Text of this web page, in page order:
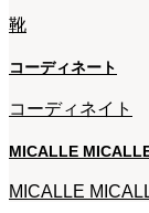
靴
コーディネート
コーディネイト
MICALLE
MICALLE